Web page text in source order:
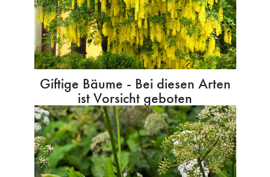
Giftige Bäume - Bei diesen Arten
ist Vorsicht geboten